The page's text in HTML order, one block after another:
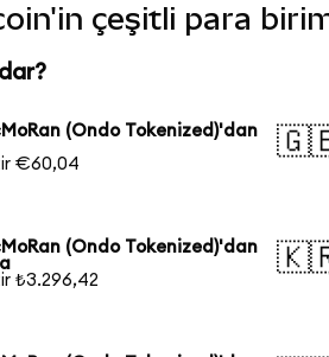
çeşitli para
(Ondo Tokenized)'dan
€60,04
(Ondo Tokenized)'dan
₺3.296,42